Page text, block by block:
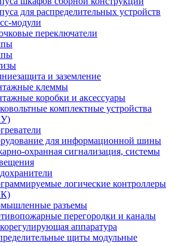
для распределительных устройств
модули
переключатели
и заземление
клеммы
коробки и аксессуары
комплектные устройства
для информационной шины
охранная сигнализация, системы
логические контроллеры
разъемы
перегородки и каналы
аппаратура
щиты модульные